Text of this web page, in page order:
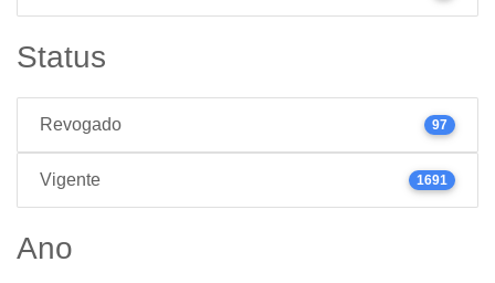
Status
Revogado 97
Vigente 1691
Ano